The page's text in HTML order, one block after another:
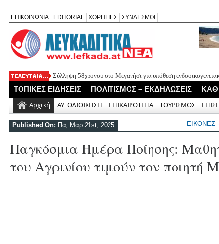
ΕΠΙΚΟΙΝΩΝΙΑ EDITORIAL ΧΟΡΗΓΙΕΣ ΣΥΝΔΕΣΜΟΙ
Σύλληψη 58χρονου στο Μεγανήσι για υπόθεση
Δύο συλλήψεις για κατοχή κάνναβης στη Λευκάδα στο πλαίσιο
Mέχρι τον Άγιο Νικόλαο Βόνιτσας έφτανε σήμερα το
Αφιέρωμα στον Ηλία Λογοθέτη απόψε στο Κηποθέατρο
Γράμμο
ΤΟΠΙΚΕΣ ΕΙΔΗΣΕΙΣ ΠΟΛΙΤΙΣΜΟΣ – ΕΚΔΗΛΩΣΕΙΣ
Αρχική ΑΥΤΟΔΙΟΙΚΗΣΗ ΕΠΙΚΑΙΡΟΤΗΤΑ ΤΟΥΡΙΣΜΟΣ
Published On: Πα, Μαρ 21st, 2025 ΕΙΚΟΝΕΣ
Παγκόσμια Ημέρα Ποίησης:
του Αγρινίου τιμούν τον ποιητή